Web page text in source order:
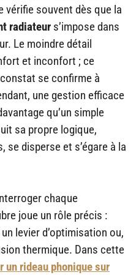
vérifie souvent dès que la
radiateur s’impose dans
Le moindre détail
et inconfort ; ce
se confirme à
une gestion efficace
qu’un simple
sa propre logique,
disperse et s’égare à la
chaque
joue un rôle précis :
levier d’optimisation ou,
thermique. Dans cette
un rideau phonique sur